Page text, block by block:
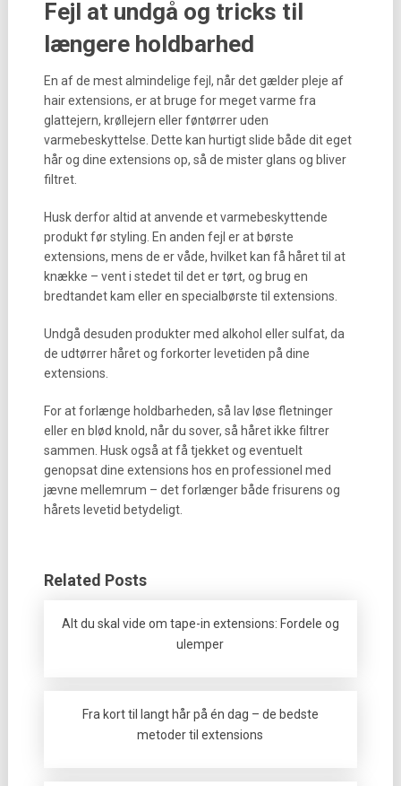
Fejl at undgå og tricks til
længere holdbarhed
En af de mest almindelige fejl, når det gælder pleje af
hair extensions, er at bruge for meget varme fra
glattejern, krøllejern eller føntørrer uden
varmebeskyttelse. Dette kan hurtigt slide både dit eget
hår og dine extensions op, så de mister glans og bliver
filtret.
Husk derfor altid at anvende et varmebeskyttende
produkt før styling. En anden fejl er at børste
extensions, mens de er våde, hvilket kan få håret til at
knække – vent i stedet til det er tørt, og brug en
bredtandet kam eller en specialbørste til extensions.
Undgå desuden produkter med alkohol eller sulfat, da
de udtørrer håret og forkorter levetiden på dine
extensions.
For at forlænge holdbarheden, så lav løse fletninger
eller en blød knold, når du sover, så håret ikke filtrer
sammen. Husk også at få tjekket og eventuelt
genopsat dine extensions hos en professionel med
jævne mellemrum – det forlænger både frisurens og
hårets levetid betydeligt.
Related Posts
Alt du skal vide om tape-in extensions: Fordele og
ulemper
Fra kort til langt hår på én dag – de bedste
metoder til extensions